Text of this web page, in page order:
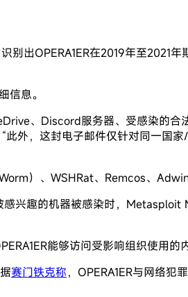
别出OPERA1ER在2019年至2021
信息。
、Discord服务器、受感染的
此外，这封电子邮件仅针对同一国
）、WSHRat、Remcos、
感兴趣的机器被感染时，
能够访问受影响组织使用
赛门铁克称，OPERA1ER与网络犯